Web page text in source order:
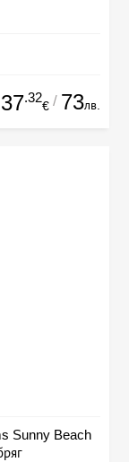
37.32
€ / 73лв.
Sunny Beach